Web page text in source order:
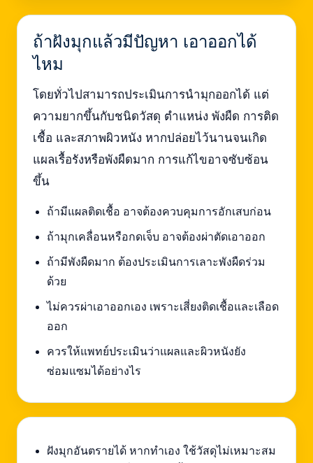
ถ้าฝังมุกแล้วมีปัญหา เอาออกได้
ไหม
โดยทั่วไปสามารถประเมินการนำมุกออกได้ แต่
ความยากขึ้นกับชนิดวัสดุ ตำแหน่ง พังผืด การติด
เชื้อ และสภาพผิวหนัง หากปล่อยไว้นานจนเกิด
แผลเรื้อรังหรือพังผืดมาก การแก้ไขอาจซับซ้อน
ขึ้น
ถ้ามีแผลติดเชื้อ อาจต้องควบคุมการอักเสบก่อน
ถ้ามุกเคลื่อนหรือกดเจ็บ อาจต้องผ่าตัดเอาออก
ถ้ามีพังผืดมาก ต้องประเมินการเลาะพังผืดร่วม
ด้วย
ไม่ควรผ่าเอาออกเอง เพราะเสี่ยงติดเชื้อและเลือด
ออก
ควรให้แพทย์ประเมินว่าแผลและผิวหนังยัง
ซ่อมแซมได้อย่างไร
ฝังมุกอันตรายได้ หากทำเอง ใช้วัสดุไม่เหมาะสม